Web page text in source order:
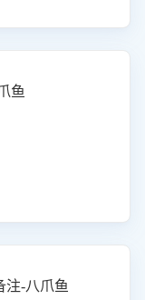
练
鱼
注-八爪鱼